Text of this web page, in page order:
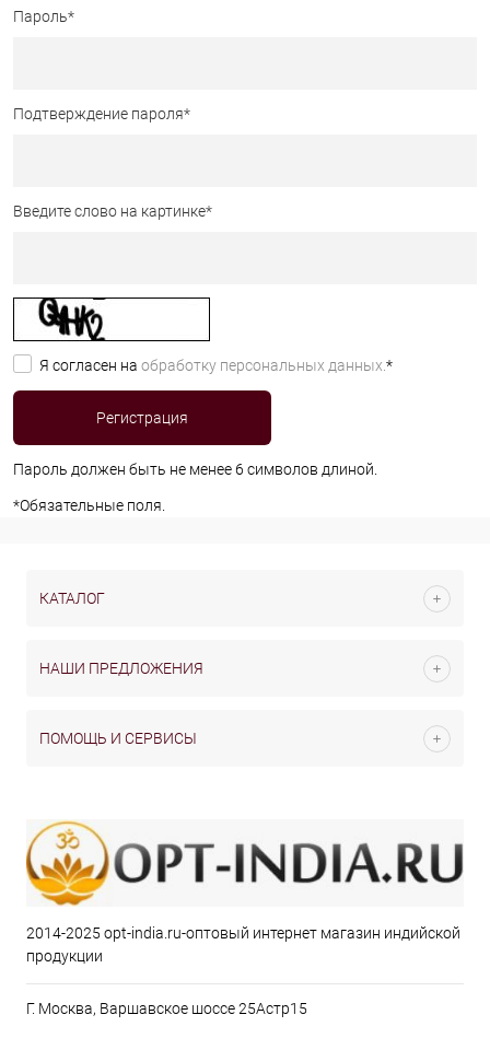
Пароль*
Подтверждение пароля*
Введите слово на картинке*
Я согласен на обработку персональных данных. *
Пароль должен быть не менее 6 символов длиной.
*Обязательные поля.
КАТАЛОГ
НАШИ ПРЕДЛОЖЕНИЯ
ПОМОЩЬ И СЕРВИСЫ
2014-2025 opt-india.ru-оптовый интернет магазин индийской
продукции
Г. Москва, Варшавское шоссе 25Астр15